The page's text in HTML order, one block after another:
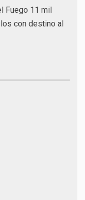
Fuego 11 mil
con destino al